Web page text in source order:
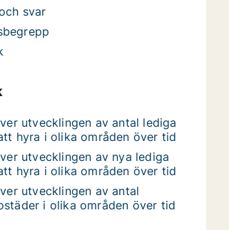
svar
utvecklingen av antal lediga
hyra i olika områden över tid
utvecklingen av nya lediga
hyra i olika områden över tid
utvecklingen av antal
i olika områden över tid